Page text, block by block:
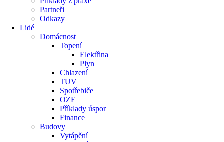
Partneři
Odkazy
Lidé
Domácnost
Topení
Elektřina
Plyn
Chlazení
TUV
Spotřebiče
OZE
Příklady úspor
Finance
Budovy
Vytápění